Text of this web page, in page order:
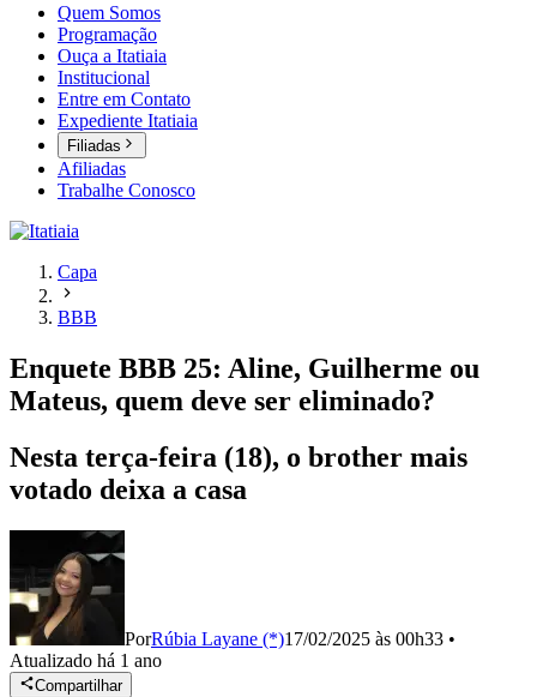
Quem Somos
Programação
Ouça a Itatiaia
Institucional
Entre em Contato
Expediente Itatiaia
Filiadas
Afiliadas
Trabalhe Conosco
Capa
BBB
Enquete BBB 25: Aline, Guilherme ou
Mateus, quem deve ser eliminado?
Nesta terça-feira (18), o brother mais
votado deixa a casa
PorRúbia Layane (*)17/02/2025 às 00h33 •
Atualizado há 1 ano
Compartilhar